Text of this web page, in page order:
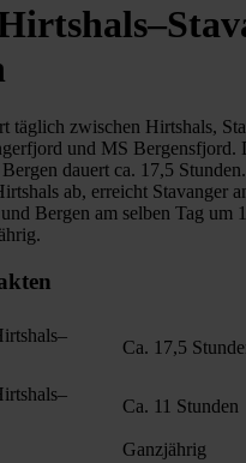
täglich zwischen Hirtshals,
und MS Bergensfjord.
dauert ca. 17,5
ab, erreicht Stavanger
Bergen am selben Tag um
Ca. 17,5
Ca. 11 Stunden
Ganzjährig